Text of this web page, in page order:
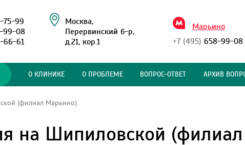
75-99
99-08
66-61
Москва,
Перервинский б-р,
д.21, кор.1
Марьино
+7 (495) 658-99-08
О КЛИНИКЕ О ПРОБЛЕМЕ ВОПРОС-ОТВЕТ АРХИВ
(филиал Марьино).
на Шипиловской